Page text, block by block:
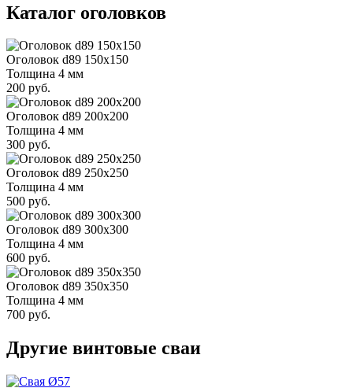
Каталог оголовков
Оголовок d89 150х150
Толщина 4 мм
200 руб.
Оголовок d89 200х200
Толщина 4 мм
300 руб.
Оголовок d89 250х250
Толщина 4 мм
500 руб.
Оголовок d89 300х300
Толщина 4 мм
600 руб.
Оголовок d89 350х350
Толщина 4 мм
700 руб.
Другие винтовые сваи